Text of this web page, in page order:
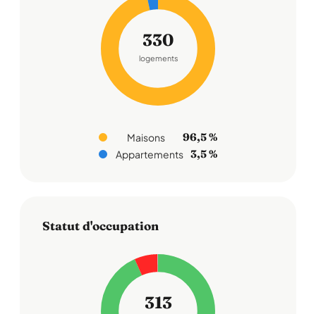
330
logements
Maisons 96,5 %
Appartements 3,5 %
Statut d'occupation
313